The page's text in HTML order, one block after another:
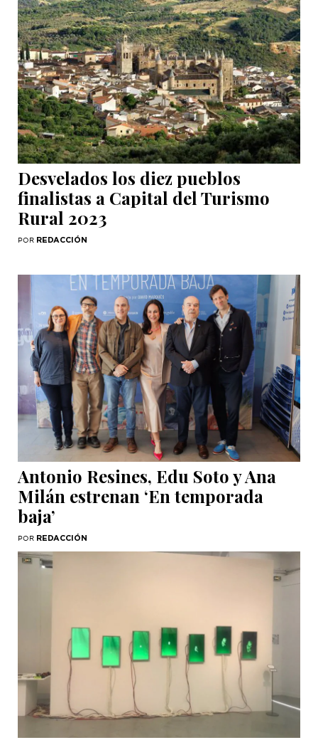
Desvelados los diez pueblos
finalistas a Capital del Turismo
Rural 2023
POR REDACCIÓN
Antonio Resines, Edu Soto y Ana
Milán estrenan ‘En temporada
baja’
POR REDACCIÓN